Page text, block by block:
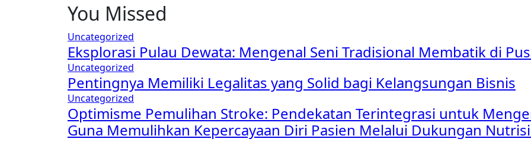
You Missed
Uncategorized
Eksplorasi Pulau Dewata: Mengenal Seni Tradisional Membatik di
Uncategorized
Pentingnya Memiliki Legalitas yang Solid bagi Kelangsungan Bisnis
Uncategorized
Optimisme Pemulihan Stroke: Pendekatan Terintegrasi untuk
Guna Memulihkan Kepercayaan Diri Pasien Melalui Dukungan